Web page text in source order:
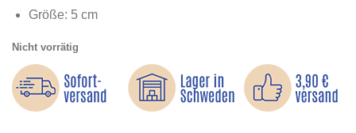
Größe: 5 cm
Nicht vorrätig